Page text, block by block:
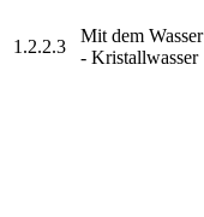
1.2.2.3
Mit dem
- Kristallwasser